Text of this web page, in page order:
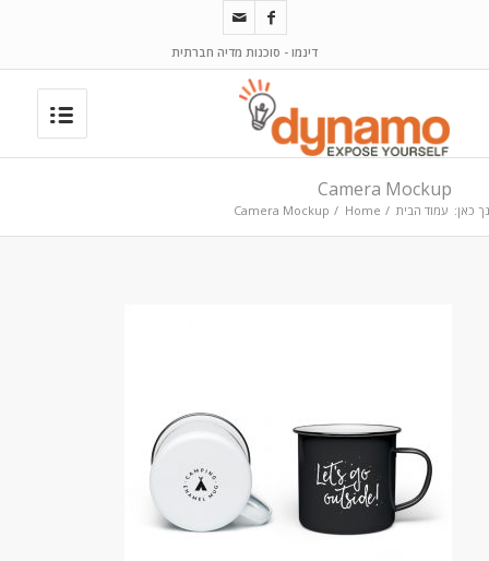
דינמו - סוכנות מדיה חברתית
Camera Mockup
כאן: עמוד הבית /
Home
/
Camera Mockup